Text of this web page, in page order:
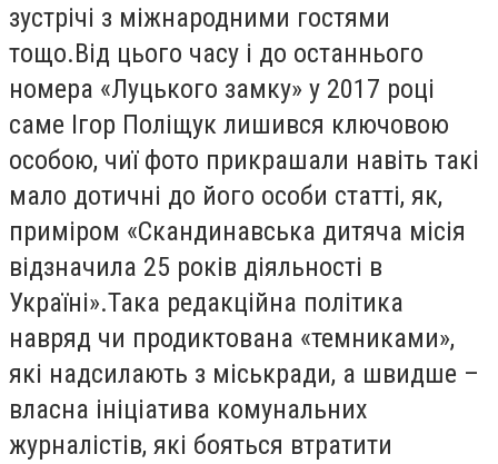
зустрічі з міжнародними гостями
тощо.Від цього часу і до останнього
номера «Луцького замку» у 2017 році
саме Ігор Поліщук лишився ключовою
особою, чиї фото прикрашали навіть такі
мало дотичні до його особи статті, як,
приміром «Скандинавська дитяча місія
відзначила 25 років діяльності в
Україні».Така редакційна політика
навряд чи продиктована «темниками»,
які надсилають з міськради, а швидше –
власна ініціатива комунальних
журналістів, які бояться втратити